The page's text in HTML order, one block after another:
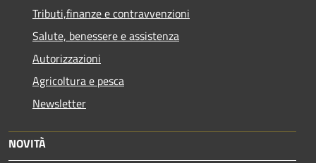
Tributi,finanze e contravvenzioni
Salute, benessere e assistenza
Autorizzazioni
Agricoltura e pesca
Newsletter
NOVITÀ